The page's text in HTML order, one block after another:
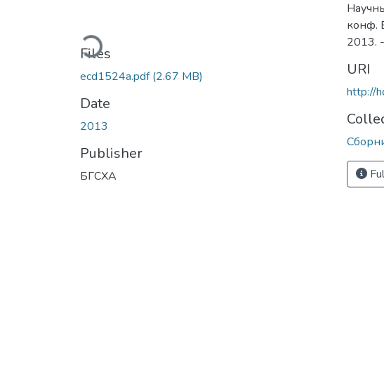
Loading...
Files
ecd1524a.pdf(2.67 MB)
Date
2013
Publisher
БГСХА
конф.
2013.
URI
http://